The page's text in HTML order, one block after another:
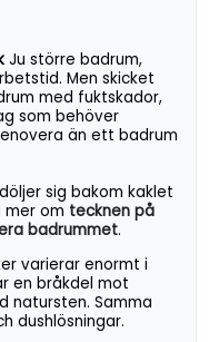
Ju större badrum,
Men skicket
med fuktskador,
som behöver
än ett badrum
sig bakom kaklet
om tecknen på
badrummet.
varierar enormt i
en bråkdel mot
natursten. Samma
dushlösningar.